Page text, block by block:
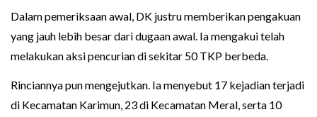
Dalam pemeriksaan awal, DK justru memberikan pengakuan
yang jauh lebih besar dari dugaan awal. Ia mengakui telah
melakukan aksi pencurian di sekitar 50 TKP berbeda.
Rinciannya pun mengejutkan. Ia menyebut 17 kejadian terjadi
di Kecamatan Karimun, 23 di Kecamatan Meral, serta 10